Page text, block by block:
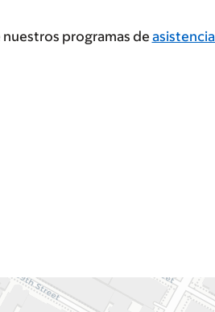
programas de